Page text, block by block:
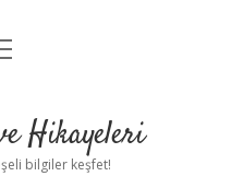
Hikayeleri
bilgiler keşfet!